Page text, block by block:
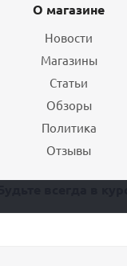
О магазине
Новости
Магазины
Статьи
Обзоры
Политика
Отзывы